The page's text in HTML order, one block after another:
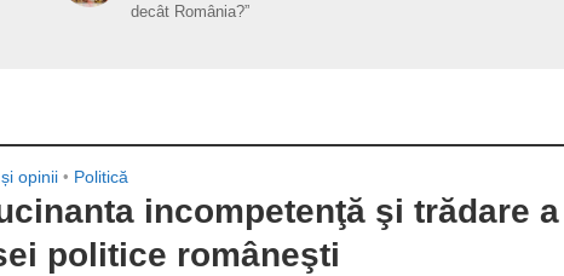
decât România?”
opinii • Politică
incompetenţă şi trădare a
politice româneşti